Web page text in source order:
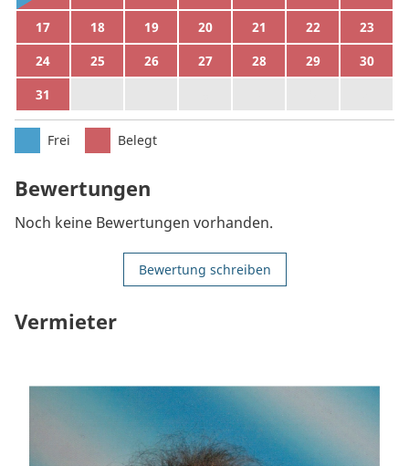
17
18 19 20 21 22
23
24
25 26 27 28 29
30
31
Frei Belegt
Bewertungen
Noch keine Bewertungen vorhanden.
Bewertung schreiben
Vermieter